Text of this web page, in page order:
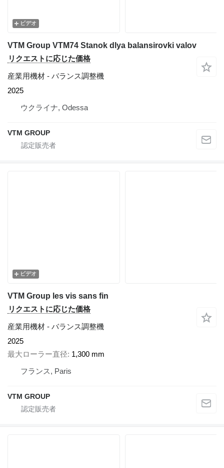
ビデオ
VTM Group VTM74 Stanok dlya balansirovki valov
リクエストに応じた価格
産業用機材 - バランス調整機
2025
ウクライナ, Odessa
VTM GROUP
ビデオ
VTM Group les vis sans fin
リクエストに応じた価格
産業用機材 - バランス調整機
2025
最大ローラー直径 1,300 mm
フランス, Paris
VTM GROUP